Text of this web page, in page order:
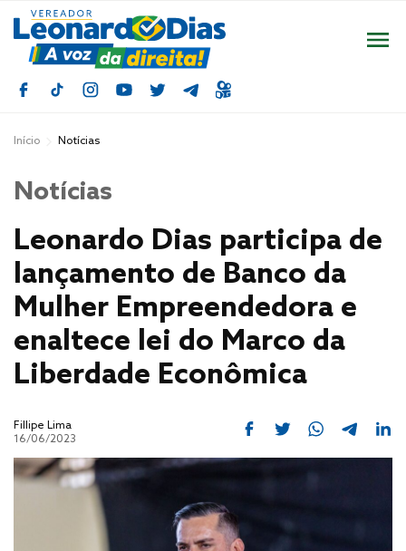
Início Notícias
Notícias
Leonardo Dias participa de
lançamento de Banco da
Mulher Empreendedora e
enaltece lei do Marco da
Liberdade Econômica
Fillipe Lima
16/06/2023